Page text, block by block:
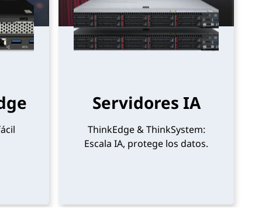
Servidores IA
ThinkEdge & ThinkSystem:
Escala IA, protege los datos.